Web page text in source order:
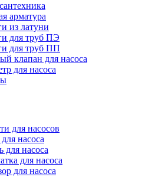
арматура
из латуни
для труб ПЭ
для труб ПП
клапан для насоса
для насоса
для насосов
насоса
для насоса
для насоса
для насоса